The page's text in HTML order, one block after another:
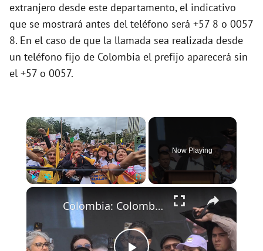
extranjero desde este departamento, el indicativo
que se mostrará antes del teléfono será +57 8 o 0057
8. En el caso de que la llamada sea realizada desde
un teléfono fijo de Colombia el prefijo aparecerá sin
el +57 o 0057.
×
Now Playing
×
Colombia: Colombian presidential candidate Ivan Cepeda holds final campaign rally in Bogota (2).